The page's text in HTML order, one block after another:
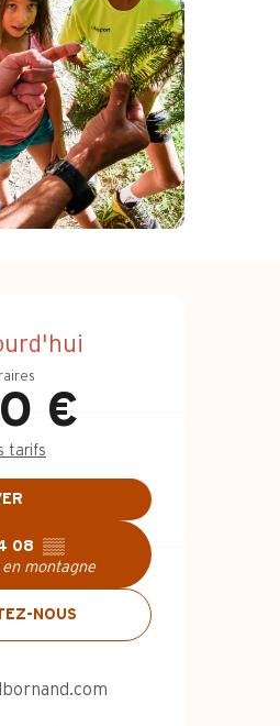
et
€
tarifs
08 ▒▒
montagne
NOUS